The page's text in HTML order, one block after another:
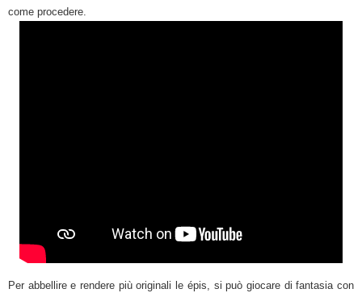
come procedere.
Per abbellire e rendere più originali le épis, si può giocare di fantasia con